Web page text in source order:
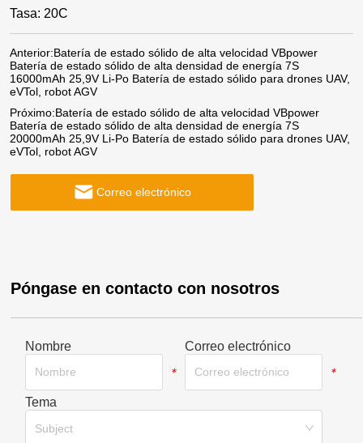
Tasa: 20C
Anterior:Batería de estado sólido de alta velocidad VBpower
Batería de estado sólido de alta densidad de energía 7S
16000mAh 25,9V Li-Po Batería de estado sólido para drones UAV,
eVTol, robot AGV
Próximo:Batería de estado sólido de alta velocidad VBpower
Batería de estado sólido de alta densidad de energía 7S
20000mAh 25,9V Li-Po Batería de estado sólido para drones UAV,
eVTol, robot AGV
Correo electrónico
Póngase en contacto con nosotros
Nombre
*
Correo electrónico
*
Tema
Subject